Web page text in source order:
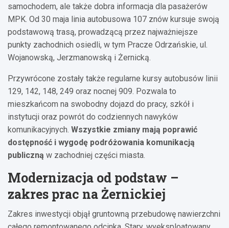
samochodem, ale także dobra informacja dla pasażerów
MPK. Od 30 maja linia autobusowa 107 znów kursuje swoją
podstawową trasą, prowadzącą przez najważniejsze
punkty zachodnich osiedli, w tym Pracze Odrzańskie, ul.
Wojanowską, Jerzmanowską i Żernicką.
Przywrócone zostały także regularne kursy autobusów linii
129, 142, 148, 249 oraz nocnej 909. Pozwala to
mieszkańcom na swobodny dojazd do pracy, szkół i
instytucji oraz powrót do codziennych nawyków
komunikacyjnych. Wszystkie zmiany mają poprawić
dostępność i wygodę podróżowania komunikacją
publiczną w zachodniej części miasta.
Modernizacja od podstaw –
zakres prac na Żernickiej
Zakres inwestycji objął gruntowną przebudowę nawierzchni